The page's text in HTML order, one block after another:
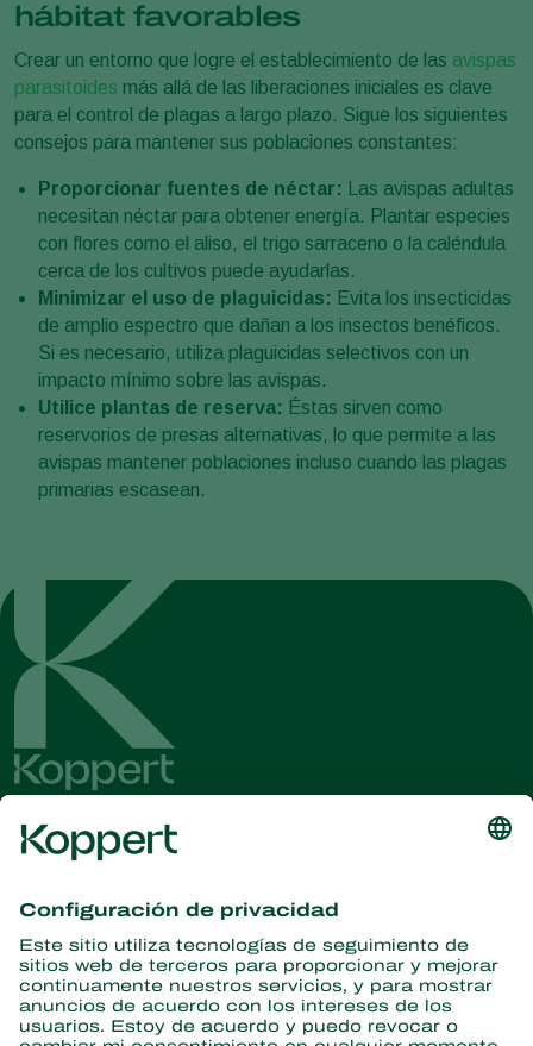
hábitat favorables
Crear un entorno que logre el establecimiento de las avispas
parasitoides más allá de las liberaciones iniciales es clave
para el control de plagas a largo plazo. Sigue los siguientes
consejos para mantener sus poblaciones constantes:
Proporcionar fuentes de néctar:
Las avispas adultas
necesitan néctar para obtener energía. Plantar especies
con flores como el aliso, el trigo sarraceno o la caléndula
cerca de los cultivos puede ayudarlas.
Minimizar el uso de plaguicidas: Evita los insecticidas
de amplio espectro que dañan a los insectos benéficos.
Si es necesario, utiliza plaguicidas selectivos con un
impacto mínimo sobre las avispas.
Utilice plantas de reserva: Éstas sirven como
reservorios de presas alternativas, lo que permite a las
avispas mantener poblaciones incluso cuando las plagas
primarias escasean.
información
Suscríbase aquí
Partners with Nature